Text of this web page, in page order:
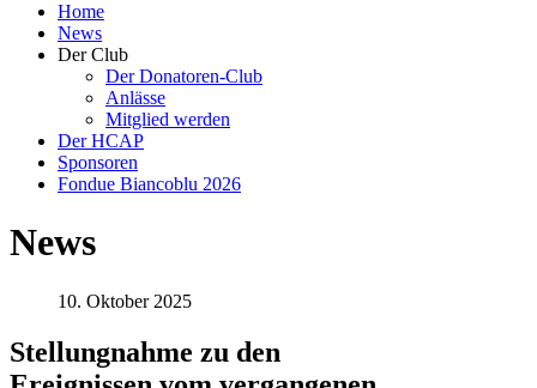
Home
News
Der Club
Der Donatoren-Club
Anlässe
Mitglied werden
Der HCAP
Sponsoren
Fondue Biancoblu 2026
News
10. Oktober 2025
Stellungnahme zu den